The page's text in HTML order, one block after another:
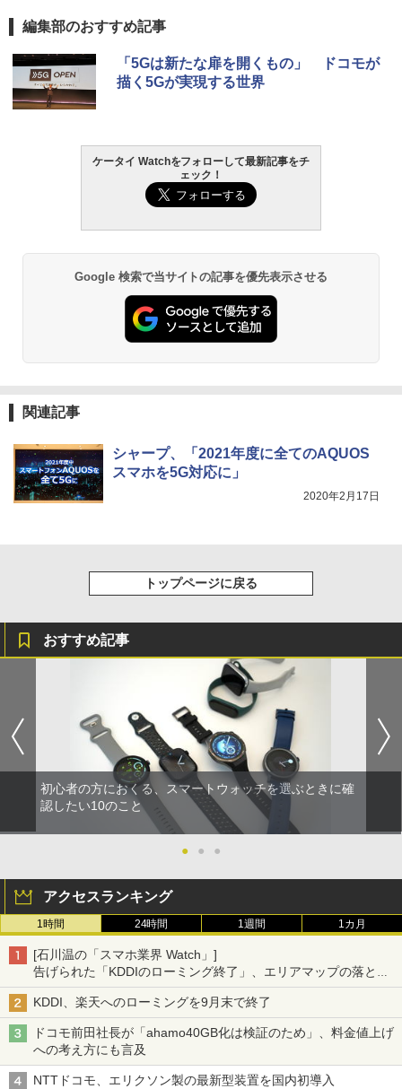
編集部のおすすめ記事
「5Gは新たな扉を開くもの」 ドコモが
描く5Gが実現する世界
ケータイ Watchをフォローして最新記事をチ
ェック！
Google 検索で当サイトの記事を優先表示させる
関連記事
シャープ、「2021年度に全てのAQUOS
スマホを5G対応に」
2020年2月17日
トップページに戻る
おすすめ記事
初心者の方におくる、スマートウォッチを選ぶときに確
認したい10のこと
● ● ●
アクセスランキング
1時間 24時間 1週間 1カ月
[石川温の「スマホ業界 Watch」]
告げられた「KDDIのローミング終了」、エリアマップの落とし
穴と楽天モバイルの課題
KDDI、楽天へのローミングを9月末で終了
ドコモ前田社長が「ahamo40GB化は検証のため」、料金値上げ
への考え方にも言及
NTTドコモ、エリクソン製の最新型装置を国内初導入